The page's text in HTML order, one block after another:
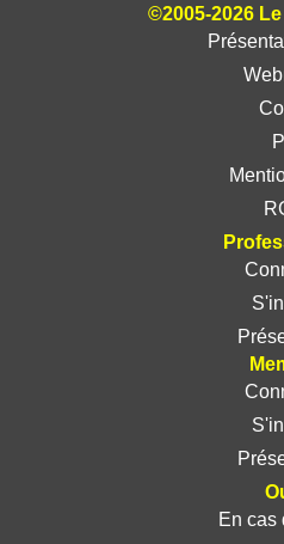
©2005-2026
En cas